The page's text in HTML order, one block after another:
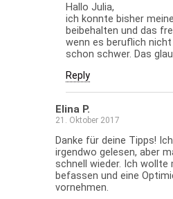
Hallo Julia,
ich konnte bisher
beibehalten und das
wenn es beruflich
schon schwer. Das
Reply
Elina P.
21. Oktober 2017
Danke für deine Tipps!
irgendwo gelesen, aber
schnell wieder. Ich wollte
befassen und eine
vornehmen.